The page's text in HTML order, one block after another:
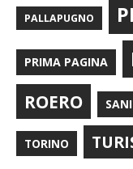
PALLAPUGNO
PRIMA PAGINA
ROERO
TORINO